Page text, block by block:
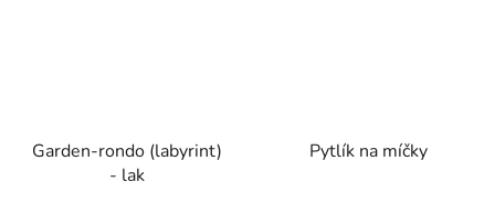
Garden-rondo (labyrint)
- lak
Pytlík na míčky